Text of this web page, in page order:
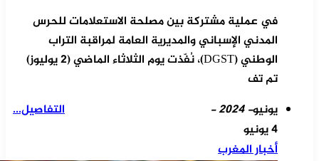
في عملية مشتركة بين مصلحة الاستعلامات للحرس
المدني الإسباني والمديرية العامة لمراقبة التراب
الوطني (DGST)، نُفّذت يوم الثلاثاء الماضي (2 يوليوز)
تم تف
التفاصيل...
يونيو- 2024 -
4 يونيو
أخبار المغرب